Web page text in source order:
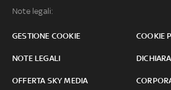
Note legali:
GESTIONE COOKIE COOKIE
NOTE LEGALI
OFFERTA SKY MEDIA